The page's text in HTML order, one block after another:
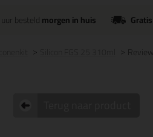
besteldmorgen in huis Gratis
Review